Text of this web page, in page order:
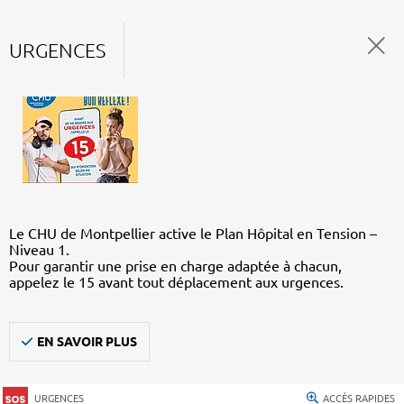
URGENCES
Le CHU de Montpellier active le Plan Hôpital en Tension –
Niveau 1.
Pour garantir une prise en charge adaptée à chacun,
appelez le 15 avant tout déplacement aux urgences.
EN SAVOIR PLUS
URGENCES ACCÈS RAPIDES